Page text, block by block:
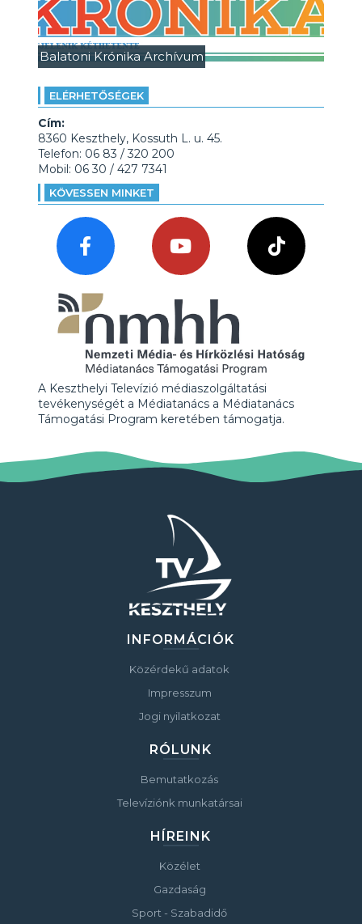
Balatoni Krónika Archívum
ELÉRHETŐSÉGEK
Cím:
8360 Keszthely, Kossuth L. u. 45.
Telefon: 06 83 / 320 200
Mobil: 06 30 / 427 7341
KÖVESSEN MINKET
A Keszthelyi Televízió médiaszolgáltatási
tevékenységét a Médiatanács a Médiatanács
Támogatási Program keretében támogatja.
INFORMÁCIÓK
Közérdekű adatok
Impresszum
Jogi nyilatkozat
RÓLUNK
Bemutatkozás
Televíziónk munkatársai
HÍREINK
Közélet
Gazdaság
Sport - Szabadidő